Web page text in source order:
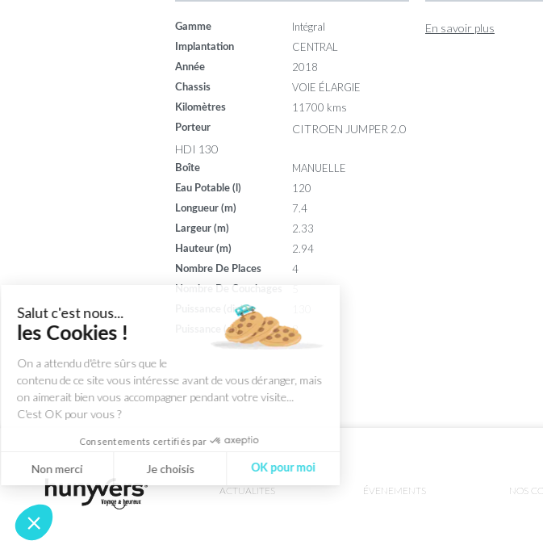
Gamme Intégral
Implantation CENTRAL
Année 2018
Chassis VOIE ÉLARGIE
Kilomètres 11700 kms
Porteur
CITROEN JUMPER 2.0
HDI 130
Boîte MANUELLE
Eau Potable (l) 120
Longueur (m) 7.4
Largeur (m) 2.33
Hauteur (m) 2.94
Nombre De Places 4
Puissance (din)
Puissance (ch) 8
En savoir plus
ACTUALITES ÉVENEMENTS NOS
Salut c'est nous...
les Cookies !
On a attendu d'être sûrs que le
contenu de ce site vous intéresse avant de vous déranger, mais
on aimerait bien vous accompagner pendant votre visite...
C'est OK pour vous ?
Consentements certifiés par
Non merci Je choisis OK pour moi
Axeptio consent
Plateforme de Gestion du Consentement : Personnalisez vos Options
Notre plateforme vous permet d'adapter et de gérer vos paramètres de confidentialité, en